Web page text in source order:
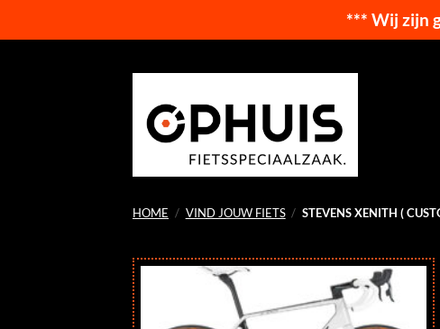
*** Wij zijn
HOME / VIND JOUW FIETS / STEVENS XENITH (